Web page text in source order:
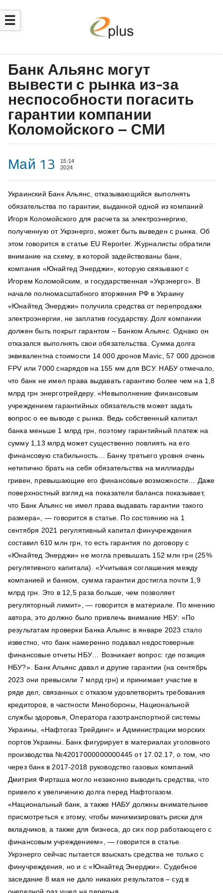
☰
Банк Альянс могут
вывести с рынка из-за
неспособности погасить
гарантии компании
Коломойского – СМИ
Май 13
15:14
2024
Украинский Банк Альянс, отказывающийся выполнять
обязательства по гарантии, выданной одной из компаний
Игоря Коломойского для расчета за электроэнергию,
полученную от Укрэнерго, может быть выведен с рынка. Об
этом говорится в статье EU Reporter. Журналисты обратили
внимание на схему, в которой задействованы банк,
компания «Юнайтед Энерджи», которую связывают с
Игорем Коломойским, и государственная «Укрэнерго». В
начале полномасштабного вторжения РФ в Украину
«Юнайтед Энерджи» получила средства от перепродажи
электроэнергии, не заплатив государству. Долг компании
должен быть покрыт гарантом – Банком Альянс. Однако он
отказался выполнять свои обязательства. Сумма долга
эквивалентна стоимости 14 000 дронов Mavic, 57 000 дронов
FPV или 7000 снарядов на 155 мм для ВСУ. НАБУ отмечало,
что банк не имел права выдавать гарантию более чем на 1,8
млрд грн энерготрейдеру. «Невыполнение финансовым
учреждением гарантийных обязательств может задать
вопрос о ее выводе с рынка. Ведь собственный капитал
банка меньше 1 млрд грн, поэтому гарантийный платеж на
сумму 1,13 млрд может существенно повлиять на его
финансовую стабильность… Банку третьего уровня очень
нетипично брать на себя обязательства на миллиарды
гривен, превышающие его финансовые возможности… Даже
поверхностный взгляд на показатели баланса показывает,
что Банк Альянс не имел права выдавать гарантии такого
размера», — говорится в статье. По состоянию на 1
сентября 2021 регулятивный капитал финучреждения
составил 610 млн грн, то есть гарантия по договору с
«Юнайтед Энерджи» не могла превышать 152 млн грн (25%
регулятивного капитала). «Учитывая соглашения между
компанией и банком, сумма гарантии достигла почти 1,9
млрд грн. Это в 12,5 раза больше, чем позволяет
регуляторный лимит», — говорится в материале. По мнению
автора, это должно было привлечь внимание НБУ: «По
результатам проверки Банка Альянс в январе 2023 стало
известно, что банк намеренно подавал недостоверные
финансовые отчеты НБУ… Возникает вопрос: где позиция
НБУ?». Банк Альянс давал и другие гарантии (на сентябрь
2023 они превысили 7 млрд грн) и принимает участие в
ряде дел, связанных с отказом удовлетворить требования
кредиторов, в частности Минобороны, Национальной
службы здоровья, Оператора газотранспортной системы
Украины, «Нафтогаз Трейдинг» и Администрации морских
портов Украины. Банк фигурирует в материалах уголовного
производства №42017000000000445 от 17.02.17, о том, что
через банк в 2017-2018 руководство газовых компаний
Дмитрия Фирташа могло незаконно выводить средства, что
привело к увеличению долга перед Нафтогазом.
«Национальный банк, а также НАБУ должны внимательнее
присмотреться к этому, чтобы минимизировать риски для
вкладчиков, а также для бизнеса, до сих пор работающего с
финансовым учреждением», — говорится в статье.
Укрэнерго сейчас пытается взыскать средства не только с
финучреждения, но и с «Юнайтед Энерджи». Судебное
заседание 8 мая не дало никаких результатов – суд в